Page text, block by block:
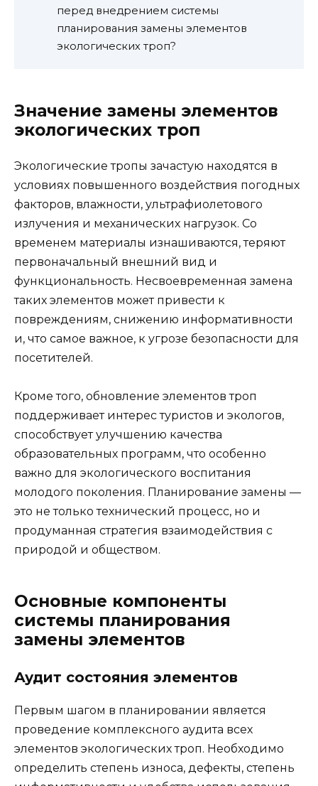
перед внедрением системы
планирования замены элементов
экологических троп?
Значение замены элементов
экологических троп
Экологические тропы зачастую находятся в
условиях повышенного воздействия погодных
факторов, влажности, ультрафиолетового
излучения и механических нагрузок. Со
временем материалы изнашиваются, теряют
первоначальный внешний вид и
функциональность. Несвоевременная замена
таких элементов может привести к
повреждениям, снижению информативности
и, что самое важное, к угрозе безопасности для
посетителей.
Кроме того, обновление элементов троп
поддерживает интерес туристов и экологов,
способствует улучшению качества
образовательных программ, что особенно
важно для экологического воспитания
молодого поколения. Планирование замены —
это не только технический процесс, но и
продуманная стратегия взаимодействия с
природой и обществом.
Основные компоненты
системы планирования
замены элементов
Аудит состояния элементов
Первым шагом в планировании является
проведение комплексного аудита всех
элементов экологических троп. Необходимо
определить степень износа, дефекты, степень